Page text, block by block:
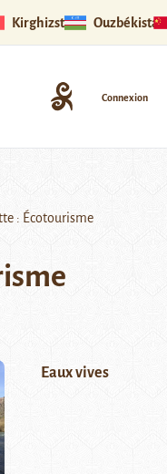
Kirghizstan Ouzbékistan
Connexion
: Écotourisme
Eaux vives